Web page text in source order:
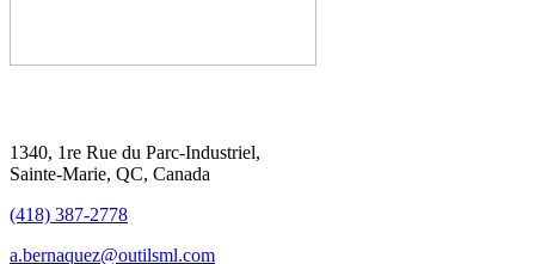
1340, 1re Rue du Parc-Industriel,
Sainte-Marie, QC, Canada
(418) 387-2778
a.bernaquez@outilsml.com